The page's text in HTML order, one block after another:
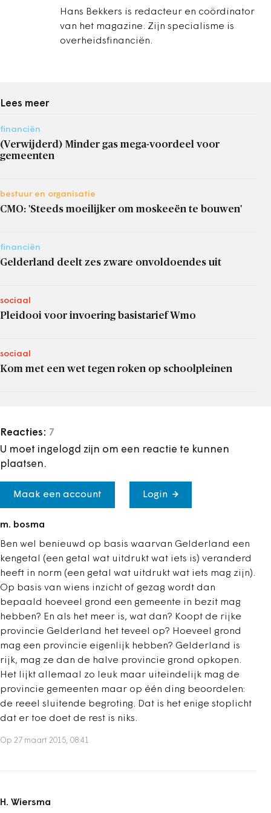
Hans Bekkers is redacteur en coördinator
van het magazine. Zijn specialisme is
overheidsfinanciën.
Lees meer
financiën
(Verwijderd) Minder gas mega-voordeel voor
gemeenten
bestuur en organisatie
CMO: 'Steeds moeilijker om moskeeën te bouwen'
financiën
Gelderland deelt zes zware onvoldoendes uit
sociaal
Pleidooi voor invoering basistarief Wmo
sociaal
Kom met een wet tegen roken op schoolpleinen
Reacties: 7
U moet ingelogd zijn om een reactie te kunnen
plaatsen.
Maak een account Login
m. bosma
Ben wel benieuwd op basis waarvan Gelderland een
kengetal (een getal wat uitdrukt wat iets is) veranderd
heeft in norm (een getal wat uitdrukt wat iets mag zijn).
Op basis van wiens inzicht of gezag wordt dan
bepaald hoeveel grond een gemeente in bezit mag
hebben? En als het meer is, wat dan? Koopt de rijke
provincie Gelderland het teveel op? Hoeveel grond
mag een provincie eigenlijk hebben? Gelderland is
rijk, mag ze dan de halve provincie grond opkopen.
Het lijkt allemaal zo leuk maar uiteindelijk mag de
provincie gemeenten maar op één ding beoordelen:
de reeel sluitende begroting. Dat is het enige stoplicht
dat er toe doet de rest is niks.
Op 27 maart 2015, 08:41
H. Wiersma